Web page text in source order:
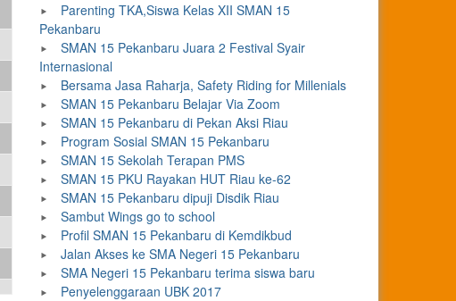
Parenting TKA,Siswa Kelas XII SMAN 15
Pekanbaru
SMAN 15 Pekanbaru Juara 2 Festival Syair
Internasional
Bersama Jasa Raharja, Safety Riding for Millenials
SMAN 15 Pekanbaru Belajar Via Zoom
SMAN 15 Pekanbaru di Pekan Aksi Riau
Program Sosial SMAN 15 Pekanbaru
SMAN 15 Sekolah Terapan PMS
SMAN 15 PKU Rayakan HUT Riau ke-62
SMAN 15 Pekanbaru dipuji Disdik Riau
Sambut Wings go to school
Profil SMAN 15 Pekanbaru di Kemdikbud
Jalan Akses ke SMA Negeri 15 Pekanbaru
SMA Negeri 15 Pekanbaru terima siswa baru
Penyelenggaraan UBK 2017